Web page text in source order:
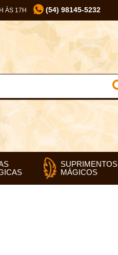
ÀS 17H (54) 98145-5232
SUPRIMENTOS
MÁGICOS